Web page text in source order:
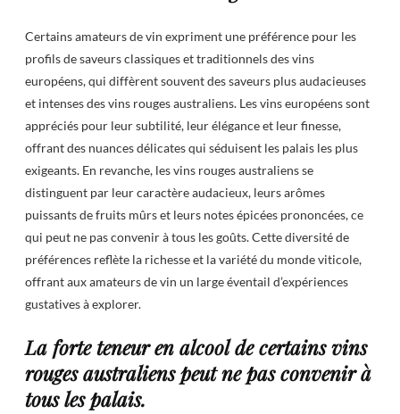
Certains amateurs de vin expriment une préférence pour les
profils de saveurs classiques et traditionnels des vins
européens, qui diffèrent souvent des saveurs plus audacieuses
et intenses des vins rouges australiens. Les vins européens sont
appréciés pour leur subtilité, leur élégance et leur finesse,
offrant des nuances délicates qui séduisent les palais les plus
exigeants. En revanche, les vins rouges australiens se
distinguent par leur caractère audacieux, leurs arômes
puissants de fruits mûrs et leurs notes épicées prononcées, ce
qui peut ne pas convenir à tous les goûts. Cette diversité de
préférences reflète la richesse et la variété du monde viticole,
offrant aux amateurs de vin un large éventail d’expériences
gustatives à explorer.
La forte teneur en alcool de certains vins
rouges australiens peut ne pas convenir à
tous les palais.